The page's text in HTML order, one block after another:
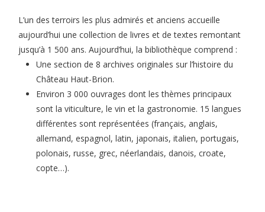
L’un des terroirs les plus admirés et anciens accueille
aujourd’hui une collection de livres et de textes remontant
jusqu’à 1 500 ans. Aujourd’hui, la bibliothèque comprend :
Une section de 8 archives originales sur l’histoire du
Château Haut-Brion.
Environ 3 000 ouvrages dont les thèmes principaux
sont la viticulture, le vin et la gastronomie. 15 langues
différentes sont représentées (français, anglais,
allemand, espagnol, latin, japonais, italien, portugais,
polonais, russe, grec, néerlandais, danois, croate,
copte…).